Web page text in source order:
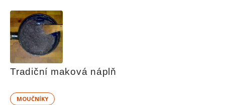
Tradiční maková náplň
MOUČNÍKY